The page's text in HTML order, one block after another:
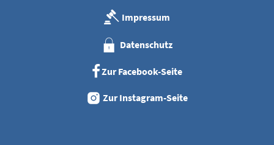
Impressum
Datenschutz
Zur Facebook-Seite
Zur Instagram-Seite